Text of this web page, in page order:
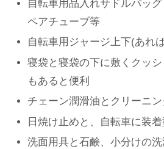
自転車用品入れサドルバッ
ペアチューブ等
自転車用ジャージ上下(あれ
寝袋と寝袋の下に敷くクッ
もあると便利
チェーン潤滑油とクリーニ
日焼け止めと、自転車に装
洗面用具と石鹸、小分けの洗